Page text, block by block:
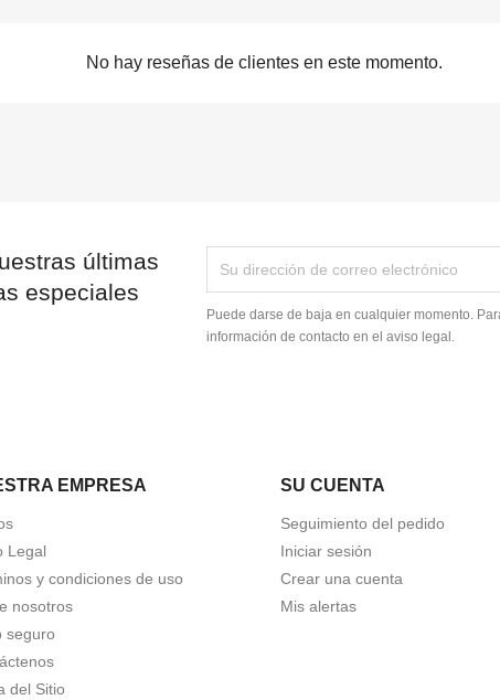
No hay reseñas de clientes en este momento.
últimas
especiales
Puede darse de baja en cualquier momento.
información de contacto en el aviso legal.
EMPRESA
Legal
y condiciones de uso
nosotros
seguro
del Sitio
SU CUENTA
Seguimiento del pedido
Iniciar sesión
Crear una cuenta
Mis alertas